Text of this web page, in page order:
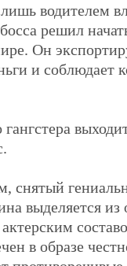
водителем
решил
Он
и соблюдает
снятый
выделяется из
в образе